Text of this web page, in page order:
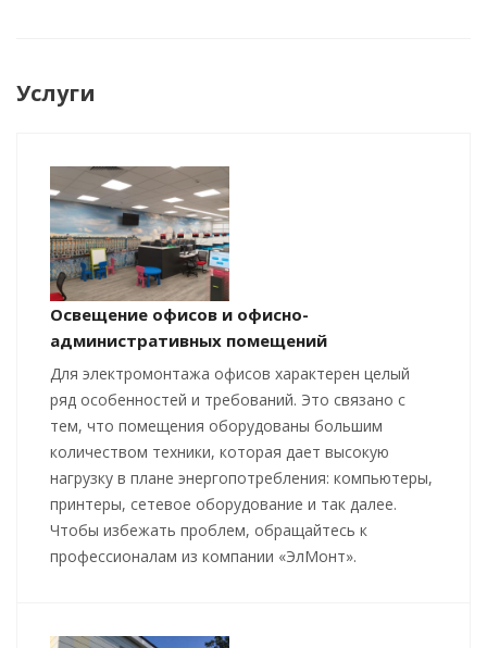
Услуги
Освещение офисов и офисно-
административных помещений
Для электромонтажа офисов характерен целый
ряд особенностей и требований. Это связано с
тем, что помещения оборудованы большим
количеством техники, которая дает высокую
нагрузку в плане энергопотребления: компьютеры,
принтеры, сетевое оборудование и так далее.
Чтобы избежать проблем, обращайтесь к
профессионалам из компании «ЭлМонт».